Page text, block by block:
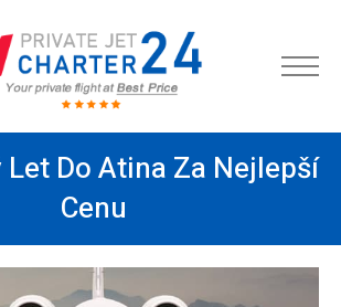
Do Atina Za Nejlepší
Cenu